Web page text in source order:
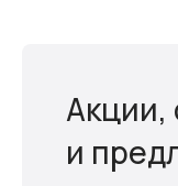
Акции,
и